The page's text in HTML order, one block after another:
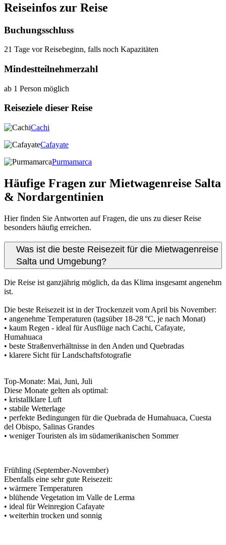
Reiseinfos zur Reise
Buchungsschluss
21 Tage vor Reisebeginn, falls noch Kapazitäten
Mindestteilnehmerzahl
ab 1 Person möglich
Reiseziele dieser Reise
Cachi
Cafayate
Purmamarca
Häufige Fragen zur Mietwagenreise Salta
& Nordargentinien
Hier finden Sie Antworten auf Fragen, die uns zu dieser Reise
besonders häufig erreichen.
Was ist die beste Reisezeit für die Mietwagenreise
Salta und Umgebung?
Die Reise ist ganzjährig möglich, da das Klima insgesamt angenehm
ist.
Die beste Reisezeit ist in der Trockenzeit vom April bis November:
• angenehme Temperaturen (tagsüber 18-28 °C, je nach Monat)
• kaum Regen - ideal für Ausflüge nach Cachi, Cafayate,
Humahuaca
• beste Straßenverhältnisse in den Anden und Quebradas
• klarere Sicht für Landschaftsfotografie
Top-Monate: Mai, Juni, Juli
Diese Monate gelten als optimal:
• kristallklare Luft
• stabile Wetterlage
• perfekte Bedingungen für die Quebrada de Humahuaca, Cuesta
del Obispo, Salinas Grandes
• weniger Touristen als im südamerikanischen Sommer
Frühling (September-November)
Ebenfalls eine sehr gute Reisezeit:
• wärmere Temperaturen
• blühende Vegetation im Valle de Lerma
• ideal für Weinregion Cafayate
• weiterhin trocken und sonnig